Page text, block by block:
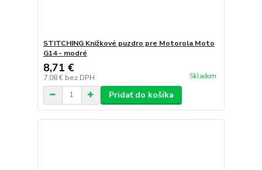
STITCHING Knižkové puzdro pre Motorola Moto
G14 - modré
8,71 €
7,08 € bez DPH Skladom
Pridať do košíka